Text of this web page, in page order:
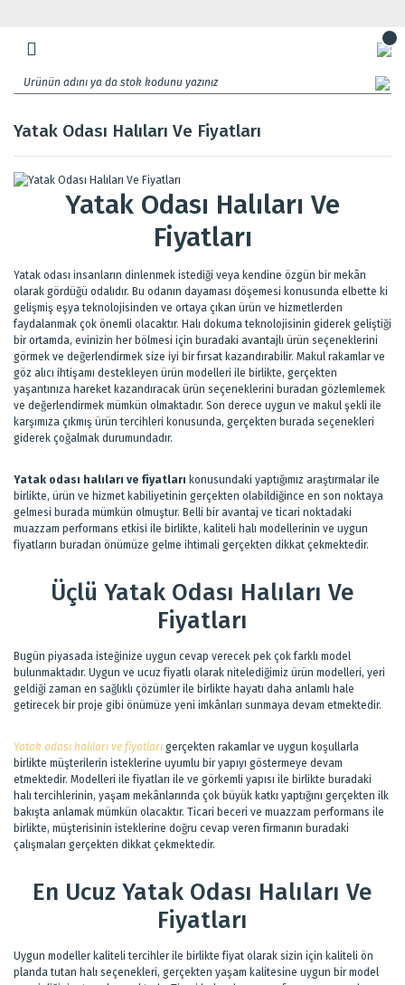
Yatak Odası Halıları Ve Fiyatları
Yatak Odası Halıları Ve
Fiyatları
Yatak odası insanların dinlenmek istediği veya kendine özgün bir mekân
olarak gördüğü odalıdır. Bu odanın dayaması döşemesi konusunda elbette ki
gelişmiş eşya teknolojisinden ve ortaya çıkan ürün ve hizmetlerden
faydalanmak çok önemli olacaktır. Halı dokuma teknolojisinin giderek geliştiği
bir ortamda, evinizin her bölmesi için buradaki avantajlı ürün seçeneklerini
görmek ve değerlendirmek size iyi bir fırsat kazandırabilir. Makul rakamlar ve
göz alıcı ihtişamı destekleyen ürün modelleri ile birlikte, gerçekten
yaşantınıza hareket kazandıracak ürün seçeneklerini buradan gözlemlemek
ve değerlendirmek mümkün olmaktadır. Son derece uygun ve makul şekli ile
karşımıza çıkmış ürün tercihleri konusunda, gerçekten burada seçenekleri
giderek çoğalmak durumundadır.
Yatak odası halıları ve fiyatları konusundaki yaptığımız araştırmalar ile
birlikte, ürün ve hizmet kabiliyetinin gerçekten olabildiğince en son noktaya
gelmesi burada mümkün olmuştur. Belli bir avantaj ve ticari noktadaki
muazzam performans etkisi ile birlikte, kaliteli halı modellerinin ve uygun
fiyatların buradan önümüze gelme ihtimali gerçekten dikkat çekmektedir.
Üçlü Yatak Odası Halıları Ve
Fiyatları
Bugün piyasada isteğinize uygun cevap verecek pek çok farklı model
bulunmaktadır. Uygun ve ucuz fiyatlı olarak nitelediğimiz ürün modelleri, yeri
geldiği zaman en sağlıklı çözümler ile birlikte hayatı daha anlamlı hale
getirecek bir proje gibi önümüze yeni imkânları sunmaya devam etmektedir.
Yatak odası halıları ve fiyatları gerçekten rakamlar ve uygun koşullarla
birlikte müşterilerin isteklerine uyumlu bir yapıyı göstermeye devam
etmektedir. Modelleri ile fiyatları ile ve görkemli yapısı ile birlikte buradaki
halı tercihlerinin, yaşam mekânlarında çok büyük katkı yaptığını gerçekten ilk
bakışta anlamak mümkün olacaktır. Ticari beceri ve muazzam performans ile
birlikte, müşterisinin isteklerine doğru cevap veren firmanın buradaki
çalışmaları gerçekten dikkat çekmektedir.
En Ucuz Yatak Odası Halıları Ve
Fiyatları
Uygun modeller kaliteli tercihler ile birlikte fiyat olarak sizin için kaliteli ön
planda tutan halı seçenekleri, gerçekten yaşam kalitesine uygun bir model